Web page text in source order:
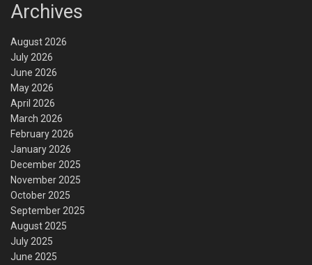
Archives
August 2026
July 2026
June 2026
May 2026
April 2026
March 2026
February 2026
January 2026
December 2025
November 2025
October 2025
September 2025
August 2025
July 2025
June 2025